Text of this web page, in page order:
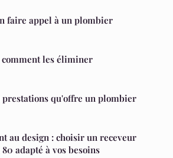
faire appel à un plombier
comment les éliminer
prestations qu'offre un plombier
au design : choisir un receveur
adapté à vos besoins